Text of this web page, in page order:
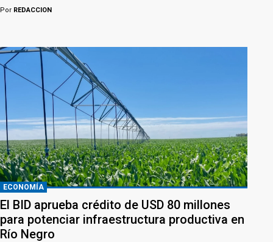
Por REDACCION
ECONOMÍA
El BID aprueba crédito de USD 80 millones
para potenciar infraestructura productiva en
Río Negro